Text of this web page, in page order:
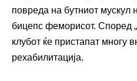
повреда на бутниот мускул
бицепс феморисот. Според
клубот ќе пристапат многу
рехабилитација.